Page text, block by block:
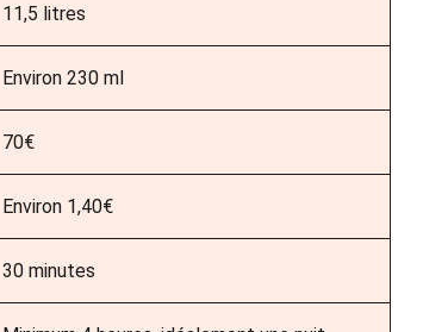
11,5 litres
Environ 230 ml
70€
Environ 1,40€
30 minutes